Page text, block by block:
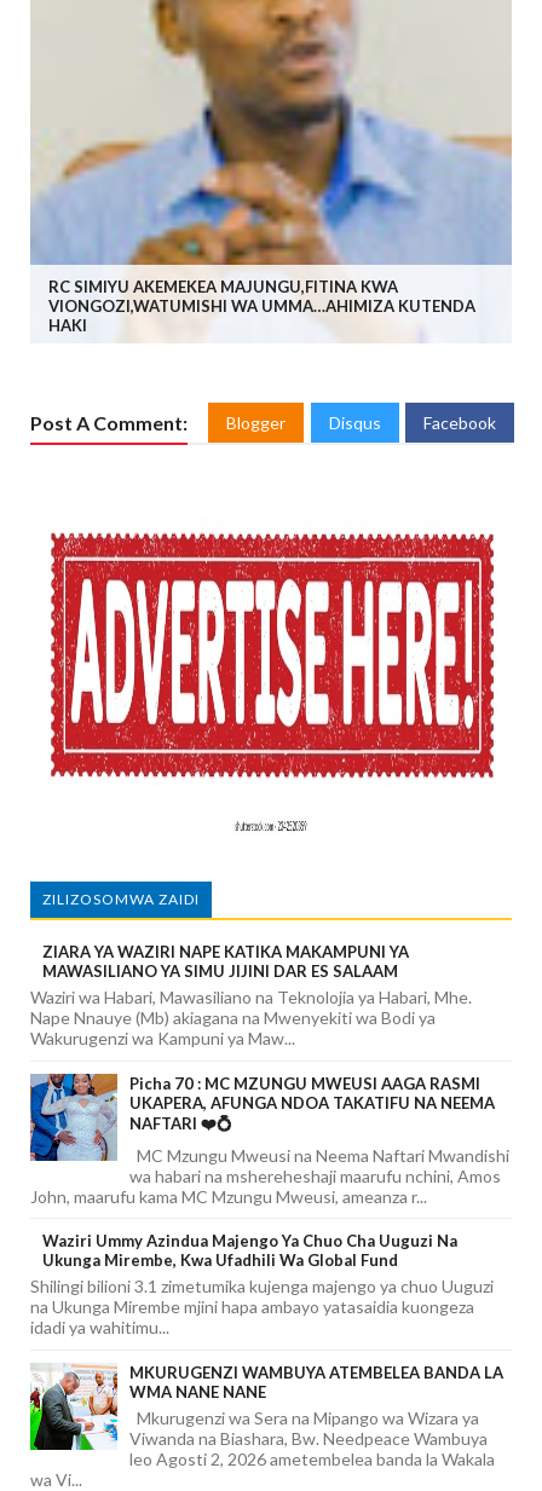
RC SIMIYU AKEMEKEA MAJUNGU,FITINA KWA
VIONGOZI,WATUMISHI WA UMMA…AHIMIZA KUTENDA
HAKI
Post A Comment: Blogger Disqus Facebook
ZILIZOSOMWA ZAIDI
ZIARA YA WAZIRI NAPE KATIKA MAKAMPUNI YA
MAWASILIANO YA SIMU JIJINI DAR ES SALAAM
Waziri wa Habari, Mawasiliano na Teknolojia ya Habari, Mhe.
Nape Nnauye (Mb) akiagana na Mwenyekiti wa Bodi ya
Wakurugenzi wa Kampuni ya Maw...
Picha 70 : MC MZUNGU MWEUSI AAGA RASMI
UKAPERA, AFUNGA NDOA TAKATIFU NA NEEMA
NAFTARI ❤️💍
MC Mzungu Mweusi na Neema Naftari Mwandishi
wa habari na mshereheshaji maarufu nchini, Amos
John, maarufu kama MC Mzungu Mweusi, ameanza r...
Waziri Ummy Azindua Majengo Ya Chuo Cha Uuguzi Na
Ukunga Mirembe, Kwa Ufadhili Wa Global Fund
Shilingi bilioni 3.1 zimetumika kujenga majengo ya chuo Uuguzi
na Ukunga Mirembe mjini hapa ambayo yatasaidia kuongeza
idadi ya wahitimu...
MKURUGENZI WAMBUYA ATEMBELEA BANDA LA
WMA NANE NANE
Mkurugenzi wa Sera na Mipango wa Wizara ya
Viwanda na Biashara, Bw. Needpeace Wambuya
leo Agosti 2, 2026 ametembelea banda la Wakala
wa Vi...